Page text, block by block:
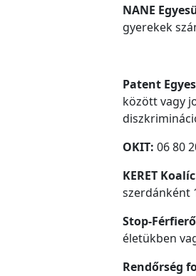
NANE
gyerekek
Patent
között vagy
OKIT: 06 80
KERET
szerdánként
Stop-
életükben
Rendőrség